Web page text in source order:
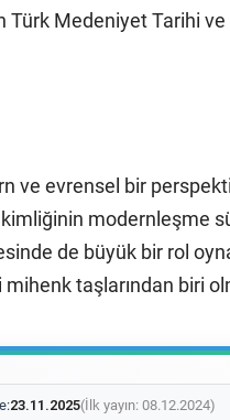
Türk Medeniyet Tarihi
ve evrensel bir
modernleşme
de büyük bir rol
taşlarından biri
23.11.2025(İlk yayın: 08.12.2024)